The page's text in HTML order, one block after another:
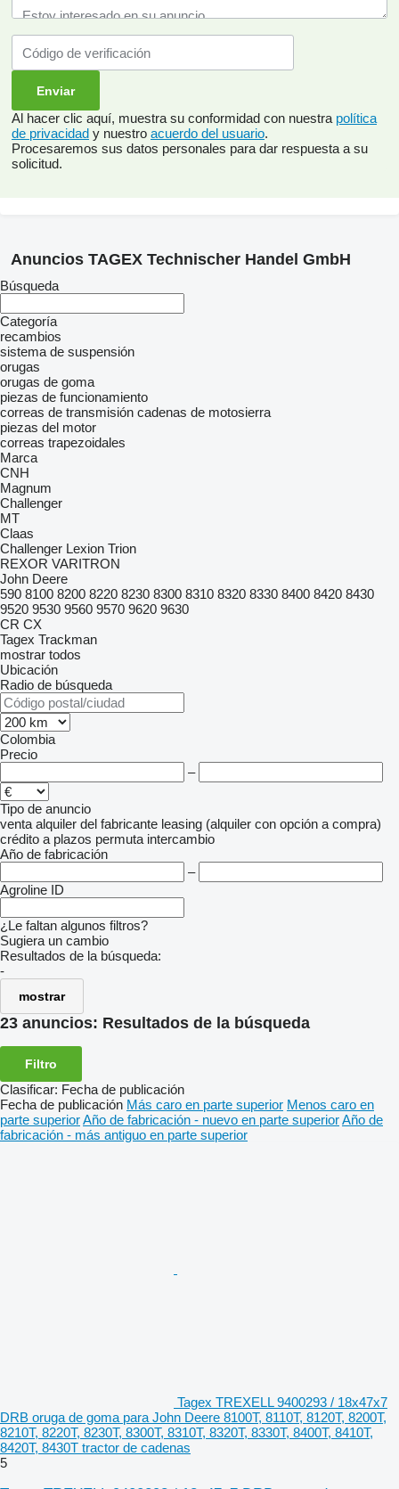
Al hacer clic aquí, muestra su conformidad con nuestra política
de privacidad y nuestro acuerdo del usuario.
Procesaremos sus datos personales para dar respuesta a su
solicitud.
Anuncios TAGEX Technischer Handel GmbH
Búsqueda
Categoría
recambios
sistema de suspensión
orugas
orugas de goma
piezas de funcionamiento
correas de transmisión cadenas de motosierra
piezas del motor
correas trapezoidales
Marca
CNH
Magnum
Challenger
MT
Claas
Challenger Lexion Trion
REXOR VARITRON
John Deere
590 8100 8200 8220 8230 8300 8310 8320 8330 8400 8420 8430
9520 9530 9560 9570 9620 9630
CR CX
Tagex Trackman
mostrar todos
Ubicación
Radio de búsqueda
Colombia
Precio
–
Tipo de anuncio
venta alquiler del fabricante leasing (alquiler con opción a compra)
crédito a plazos permuta intercambio
Año de fabricación
–
Agroline ID
¿Le faltan algunos filtros?
Sugiera un cambio
Resultados de la búsqueda:
-
mostrar
23 anuncios: Resultados de la búsqueda
Filtro
Clasificar: Fecha de publicación
Fecha de publicación Más caro en parte superior Menos caro en
parte superiorAño de fabricación - nuevo en parte superiorAño de
fabricación - más antiguo en parte superior
Tagex TREXELL 9400293 / 18x47x7
DRB oruga de goma para John Deere 8100T, 8110T, 8120T, 8200T,
8210T, 8220T, 8230T, 8300T, 8310T, 8320T, 8330T, 8400T, 8410T,
8420T, 8430T tractor de cadenas
5